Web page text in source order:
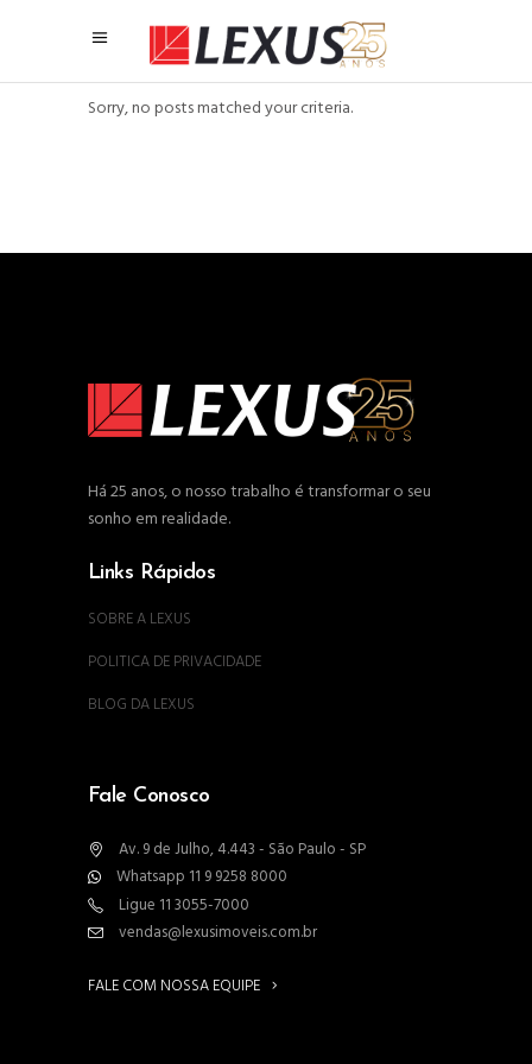
Sorry, no posts matched your criteria.
Há 25 anos, o nosso trabalho é transformar o seu
sonho em realidade.
Links Rápidos
SOBRE A LEXUS
POLITICA DE PRIVACIDADE
BLOG DA LEXUS
Fale Conosco
Av. 9 de Julho, 4.443 - São Paulo - SP
Whatsapp 11 9 9258 8000
Ligue 11 3055-7000
vendas@lexusimoveis.com.br
FALE COM NOSSA EQUIPE